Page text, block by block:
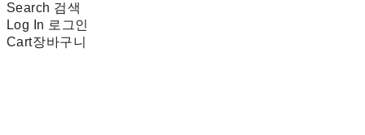
Search 검색
Log In 로그인
Cart장바구니